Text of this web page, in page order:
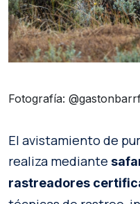
Fotografía:
El avistamiento de
realiza mediante
rastreadores